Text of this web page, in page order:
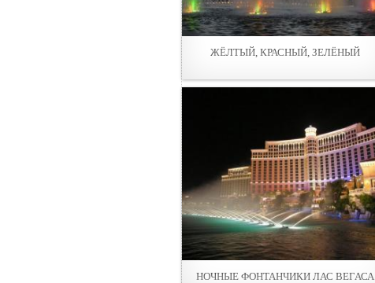
ЖЁЛТЫЙ, КРАСНЫЙ, ЗЕЛЁНЫЙ
НОЧНЫЕ ФОНТАНЧИКИ ЛАС ВЕГАСА